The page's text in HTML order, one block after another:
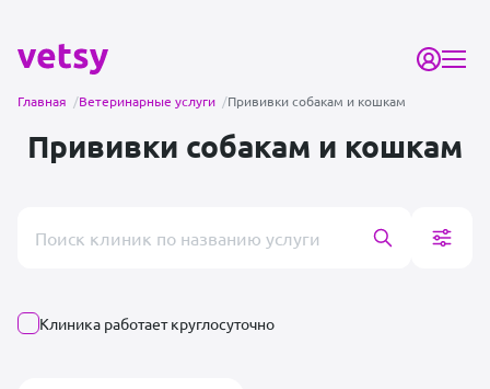
Главная /Ветеринарные услуги /Прививки собакам и кошкам
Прививки собакам и кошкам
Клиника работает круглосуточно